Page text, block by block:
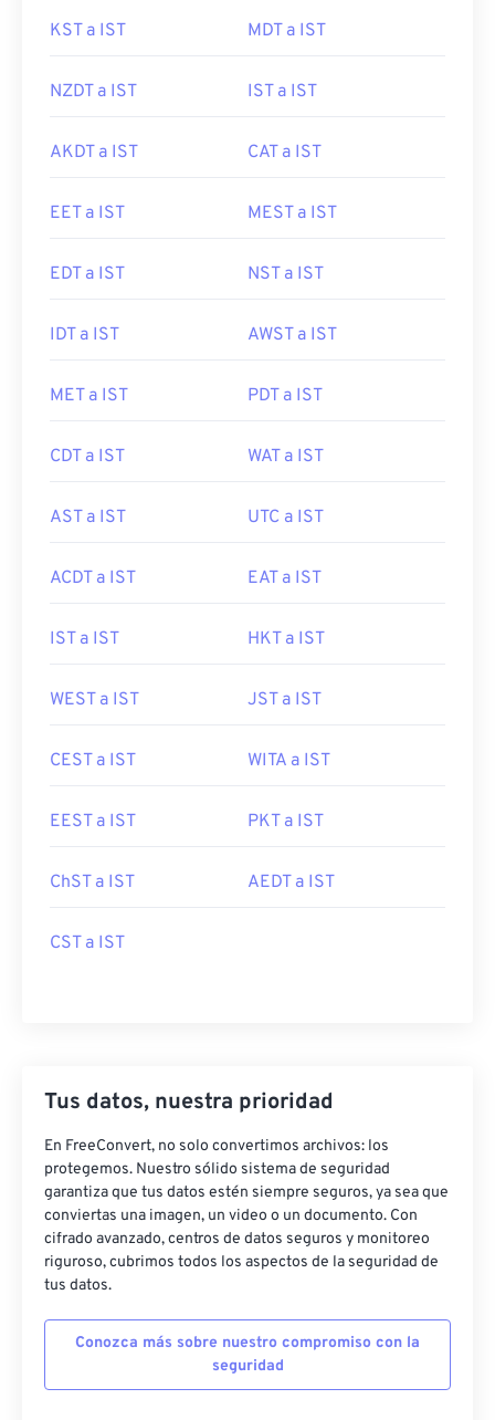
KST a IST MDT a IST
NZDT a IST IST a IST
AKDT a IST CAT a IST
EET a IST MEST a IST
EDT a IST NST a IST
IDT a IST AWST a IST
MET a IST PDT a IST
CDT a IST WAT a IST
AST a IST UTC a IST
ACDT a IST EAT a IST
IST a IST HKT a IST
WEST a IST JST a IST
CEST a IST WITA a IST
EEST a IST PKT a IST
ChST a IST AEDT a IST
CST a IST
Tus datos, nuestra prioridad
En FreeConvert, no solo convertimos archivos: los
protegemos. Nuestro sólido sistema de seguridad
garantiza que tus datos estén siempre seguros, ya sea que
conviertas una imagen, un video o un documento. Con
cifrado avanzado, centros de datos seguros y monitoreo
riguroso, cubrimos todos los aspectos de la seguridad de
tus datos.
Conozca más sobre nuestro compromiso con la
seguridad